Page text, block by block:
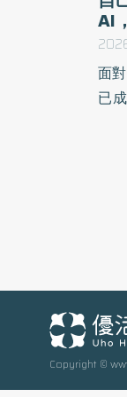
AI
面
已
工
研
穿
常
Copyright ©